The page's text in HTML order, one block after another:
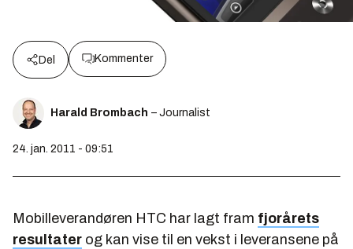
Del Kommenter
Harald Brombach – Journalist
24. jan. 2011 - 09:51
Mobilleverandøren HTC har lagt fram fjorårets
resultater og kan vise til en vekst i leveransene på